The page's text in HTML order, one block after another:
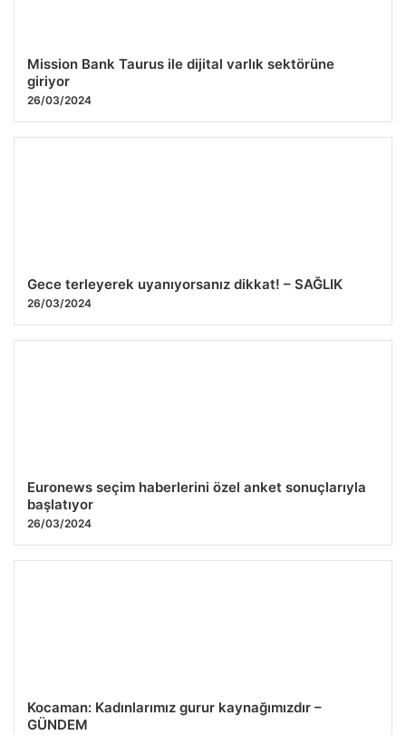
Mission Bank Taurus ile dijital varlık sektörüne
giriyor
26/03/2024
Gece terleyerek uyanıyorsanız dikkat! – SAĞLIK
26/03/2024
Euronews seçim haberlerini özel anket sonuçlarıyla
başlatıyor
26/03/2024
Kocaman: Kadınlarımız gurur kaynağımızdır –
GÜNDEM